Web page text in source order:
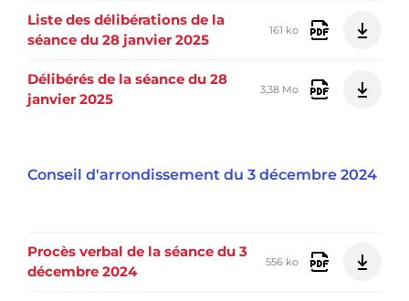
Liste des délibérations de la
séance du 28 janvier 2025
161 ko
Délibérés de la séance du 28
janvier 2025
3,38 Mo
Conseil d'arrondissement du 3 décembre 2024
Procès verbal de la séance du 3
décembre 2024
556 ko